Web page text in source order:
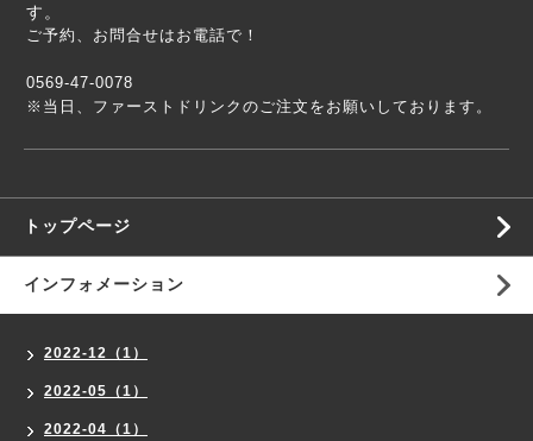
す。
ご予約、お問合せはお電話で！
0569-47-0078
※当日、ファーストドリンクのご注文をお願いしております。
トップページ
インフォメーション
2022-12（1）
2022-05（1）
2022-04（1）